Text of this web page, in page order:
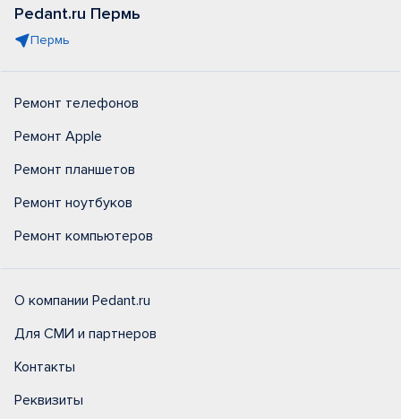
Pedant.ru Пермь
Пермь
Ремонт телефонов
Ремонт Apple
Ремонт планшетов
Ремонт ноутбуков
Ремонт компьютеров
О компании Pedant.ru
Для СМИ и партнеров
Контакты
Реквизиты